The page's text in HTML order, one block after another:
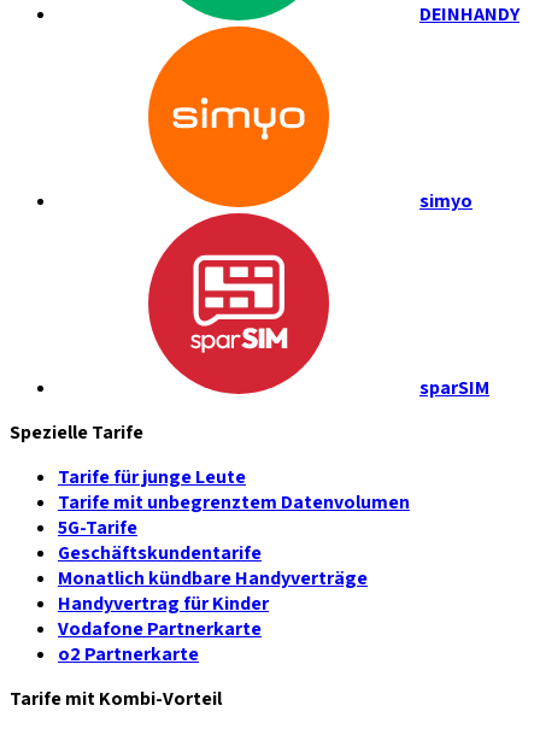
DEINHANDY
simyo
sparSIM
Spezielle Tarife
Tarife für junge Leute
Tarife mit unbegrenztem Datenvolumen
5G-Tarife
Geschäftskundentarife
Monatlich kündbare Handyverträge
Handyvertrag für Kinder
Vodafone Partnerkarte
o2 Partnerkarte
Tarife mit Kombi-Vorteil